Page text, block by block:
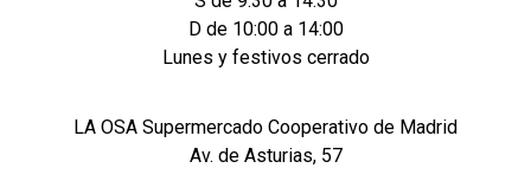
D de 10:00 a 14:00
Lunes y festivos cerrado
LA OSA Supermercado Cooperativo de Madrid
Av. de Asturias, 57